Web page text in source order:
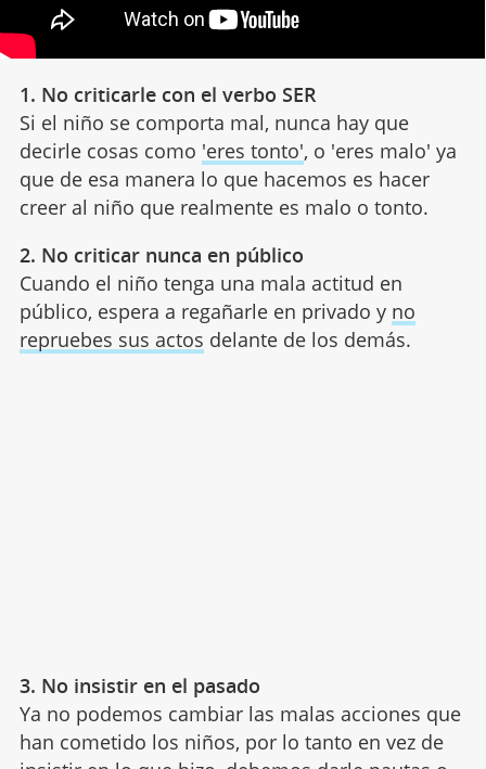
1. No criticarle con el verbo SER
Si el niño se comporta mal, nunca hay que
decirle cosas como 'eres tonto', o 'eres malo' ya
que de esa manera lo que hacemos es hacer
creer al niño que realmente es malo o tonto.
2. No criticar nunca en público
Cuando el niño tenga una mala actitud en
público, espera a regañarle en privado y no
repruebes sus actos delante de los demás.
3. No insistir en el pasado
Ya no podemos cambiar las malas acciones que
han cometido los niños, por lo tanto en vez de